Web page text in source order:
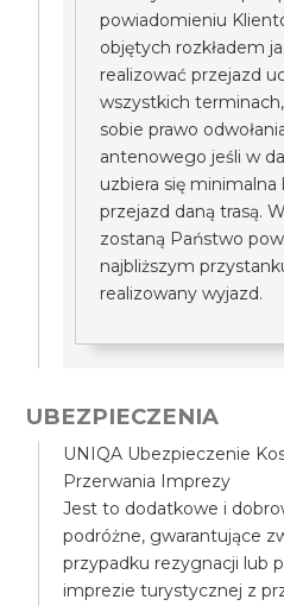
powiadomieniu
objętych rozkładem
realizować przejazd
wszystkich
sobie prawo
antenowego jeśli w
uzbiera się minimalna
przejazd daną trasą.
zostaną Państwo
najbliższym
realizowany wyjazd.
UBEZPIECZENIA
UNIQA Ubezpieczenie
Przerwania Imprezy
Jest to dodatkowe i
podróżne, gwarantujące
przypadku rezygnacji lub
imprezie turystycznej z